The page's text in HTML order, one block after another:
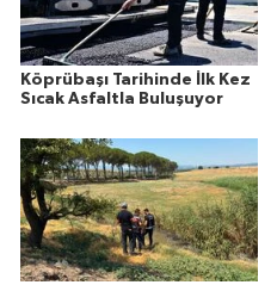
Köprübaşı Tarihinde İlk Kez
Sıcak Asfaltla Buluşuyor